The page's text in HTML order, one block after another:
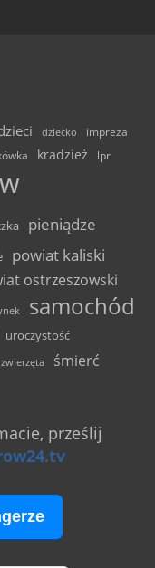
dziecko
impreza
kradzież lpr
pieniądze
powiat kaliski
ostrzeszowski
samochód
uroczystość
zwierzęta śmierć
prześlij